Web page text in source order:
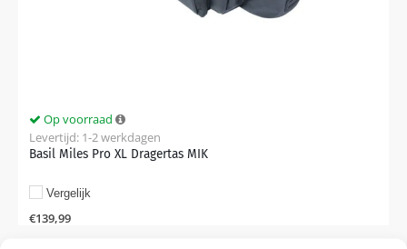
Basil Miles Pro XL Dragertas MIK
Op voorraad
Levertijd: 1-2 werkdagen
€139,99
Vergelijk